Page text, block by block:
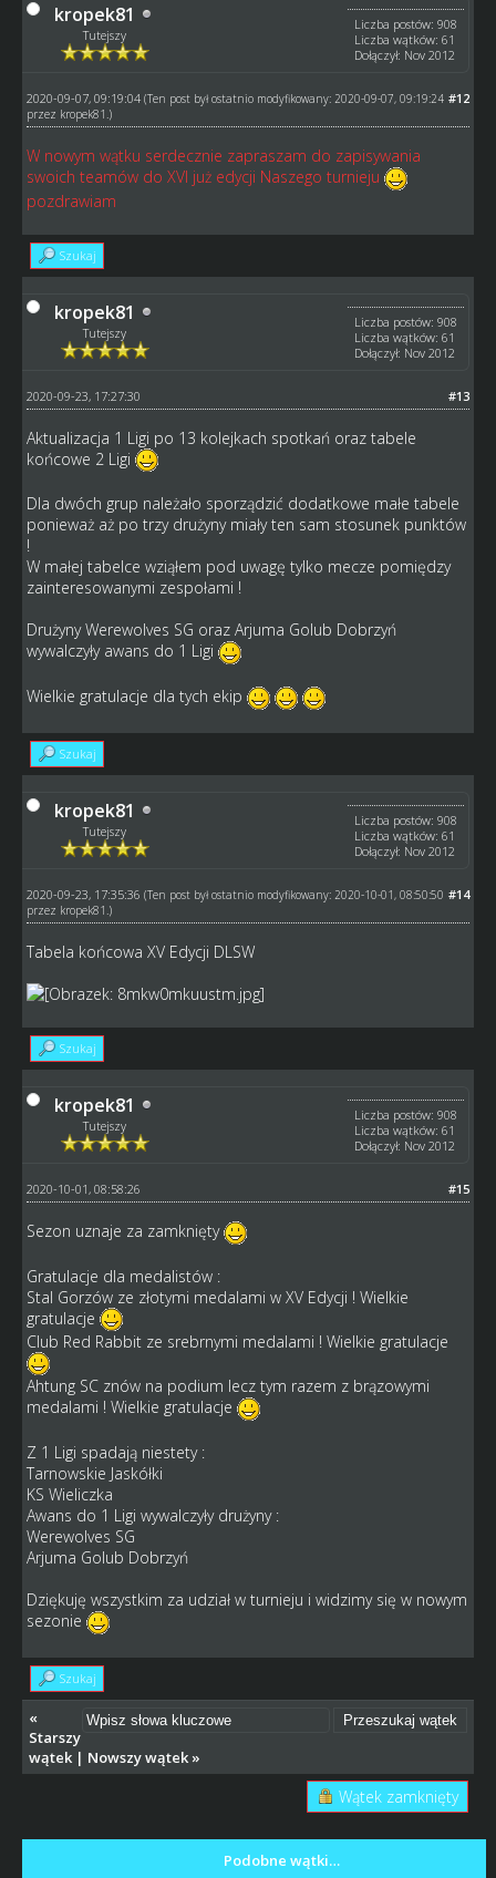
kropek81
Tutejszy
Liczba postów: 908
Liczba wątków: 61
Dołączył: Nov 2012
#12
2020-09-07, 09:19:04 (Ten post był ostatnio modyfikowany: 2020-09-07, 09:19:24
przez kropek81 .)
W nowym wątku serdecznie zapraszam do zapisywania
swoich teamów do XVI już edycji Naszego turnieju
pozdrawiam
Szukaj
kropek81
Tutejszy
Liczba postów: 908
Liczba wątków: 61
Dołączył: Nov 2012
#13
2020-09-23, 17:27:30
Aktualizacja 1 Ligi po 13 kolejkach spotkań oraz tabele
końcowe 2 Ligi
Dla dwóch grup należało sporządzić dodatkowe małe tabele
ponieważ aż po trzy drużyny miały ten sam stosunek punktów
!
W małej tabelce wziąłem pod uwagę tylko mecze pomiędzy
zainteresowanymi zespołami !
Drużyny Werewolves SG oraz Arjuma Golub Dobrzyń
wywalczyły awans do 1 Ligi
Wielkie gratulacje dla tych ekip
Szukaj
kropek81
Tutejszy
Liczba postów: 908
Liczba wątków: 61
Dołączył: Nov 2012
#14
2020-09-23, 17:35:36 (Ten post był ostatnio modyfikowany: 2020-10-01, 08:50:50
przez kropek81 .)
Tabela końcowa XV Edycji DLSW
Szukaj
kropek81
Tutejszy
Liczba postów: 908
Liczba wątków: 61
Dołączył: Nov 2012
#15
2020-10-01, 08:58:26
Sezon uznaje za zamknięty
Gratulacje dla medalistów :
Stal Gorzów ze złotymi medalami w XV Edycji ! Wielkie
gratulacje
Club Red Rabbit ze srebrnymi medalami ! Wielkie gratulacje
Ahtung SC znów na podium lecz tym razem z brązowymi
medalami ! Wielkie gratulacje
Z 1 Ligi spadają niestety :
Tarnowskie Jaskółki
KS Wieliczka
Awans do 1 Ligi wywalczyły drużyny :
Werewolves SG
Arjuma Golub Dobrzyń
Dziękuję wszystkim za udział w turnieju i widzimy się w nowym
sezonie
Szukaj
«
Starszy
wątek| Nowszy wątek»
Wątek zamknięty
Podobne wątki…